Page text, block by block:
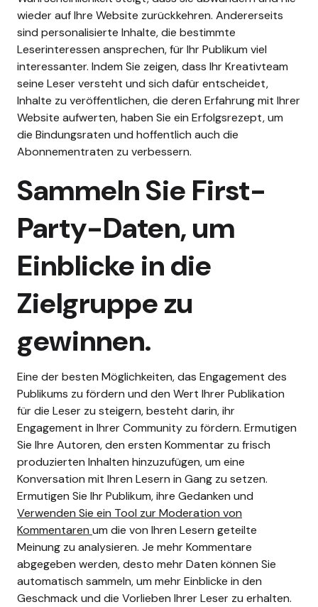
wieder auf Ihre Website zurückkehren. Andererseits
sind personalisierte Inhalte, die bestimmte
Leserinteressen ansprechen, für Ihr Publikum viel
interessanter. Indem Sie zeigen, dass Ihr Kreativteam
seine Leser versteht und sich dafür entscheidet,
Inhalte zu veröffentlichen, die deren Erfahrung mit Ihrer
Website aufwerten, haben Sie ein Erfolgsrezept, um
die Bindungsraten und hoffentlich auch die
Abonnementraten zu verbessern.
Sammeln Sie First-
Party-Daten, um
Einblicke in die
Zielgruppe zu
gewinnen.
Eine der besten Möglichkeiten, das Engagement des
Publikums zu fördern und den Wert Ihrer Publikation
für die Leser zu steigern, besteht darin, ihr
Engagement in Ihrer Community zu fördern. Ermutigen
Sie Ihre Autoren, den ersten Kommentar zu frisch
produzierten Inhalten hinzuzufügen, um eine
Konversation mit Ihren Lesern in Gang zu setzen.
Ermutigen Sie Ihr Publikum, ihre Gedanken und
Verwenden Sie ein Tool zur Moderation von
Kommentaren um die von Ihren Lesern geteilte
Meinung zu analysieren. Je mehr Kommentare
abgegeben werden, desto mehr Daten können Sie
automatisch sammeln, um mehr Einblicke in den
Geschmack und die Vorlieben Ihrer Leser zu erhalten.